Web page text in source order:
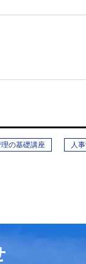
の基礎講座 人